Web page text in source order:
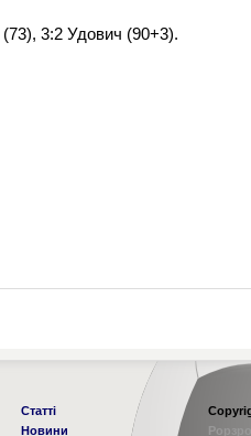
3:2 Удович (90+3).
Статті
Новини